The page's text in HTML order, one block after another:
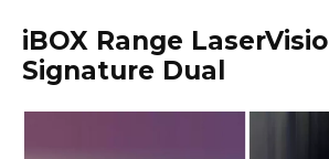
iBOX Range
Signature Dual